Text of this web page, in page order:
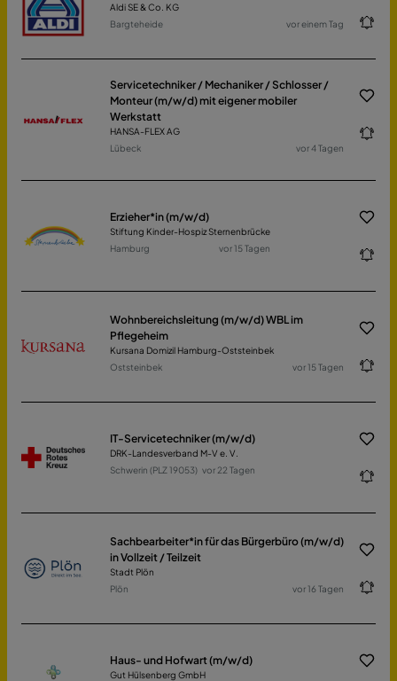
Aldi SE & Co. KG
Bargteheide
vor einem Tag
Servicetechniker / Mechaniker / Schlosser /
Monteur (m/w/d) mit eigener mobiler
Werkstatt
HANSA-FLEX AG
Lübeck
vor 4 Tagen
Erzieher*in (m/w/d)
Stiftung Kinder-Hospiz Sternenbrücke
Hamburg
vor 15 Tagen
Wohnbereichsleitung (m/w/d) WBL im
Pflegeheim
Kursana Domizil Hamburg-Oststeinbek
Oststeinbek
vor 15 Tagen
IT-Servicetechniker (m/w/d)
DRK-Landesverband M-V e. V.
Schwerin (PLZ 19053) vor 22 Tagen
Sachbearbeiter*in für das Bürgerbüro (m/w/d)
in Vollzeit / Teilzeit
Stadt Plön
Plön
vor 16 Tagen
Haus- und Hofwart (m/w/d)
Gut Hülsenberg GmbH